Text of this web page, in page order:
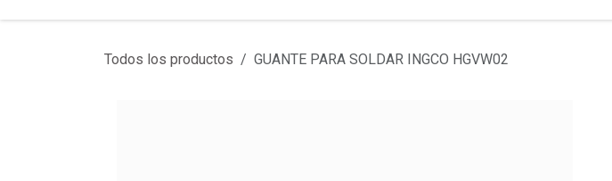
Todos los productos GUANTE PARA SOLDAR INGCO HGVW02